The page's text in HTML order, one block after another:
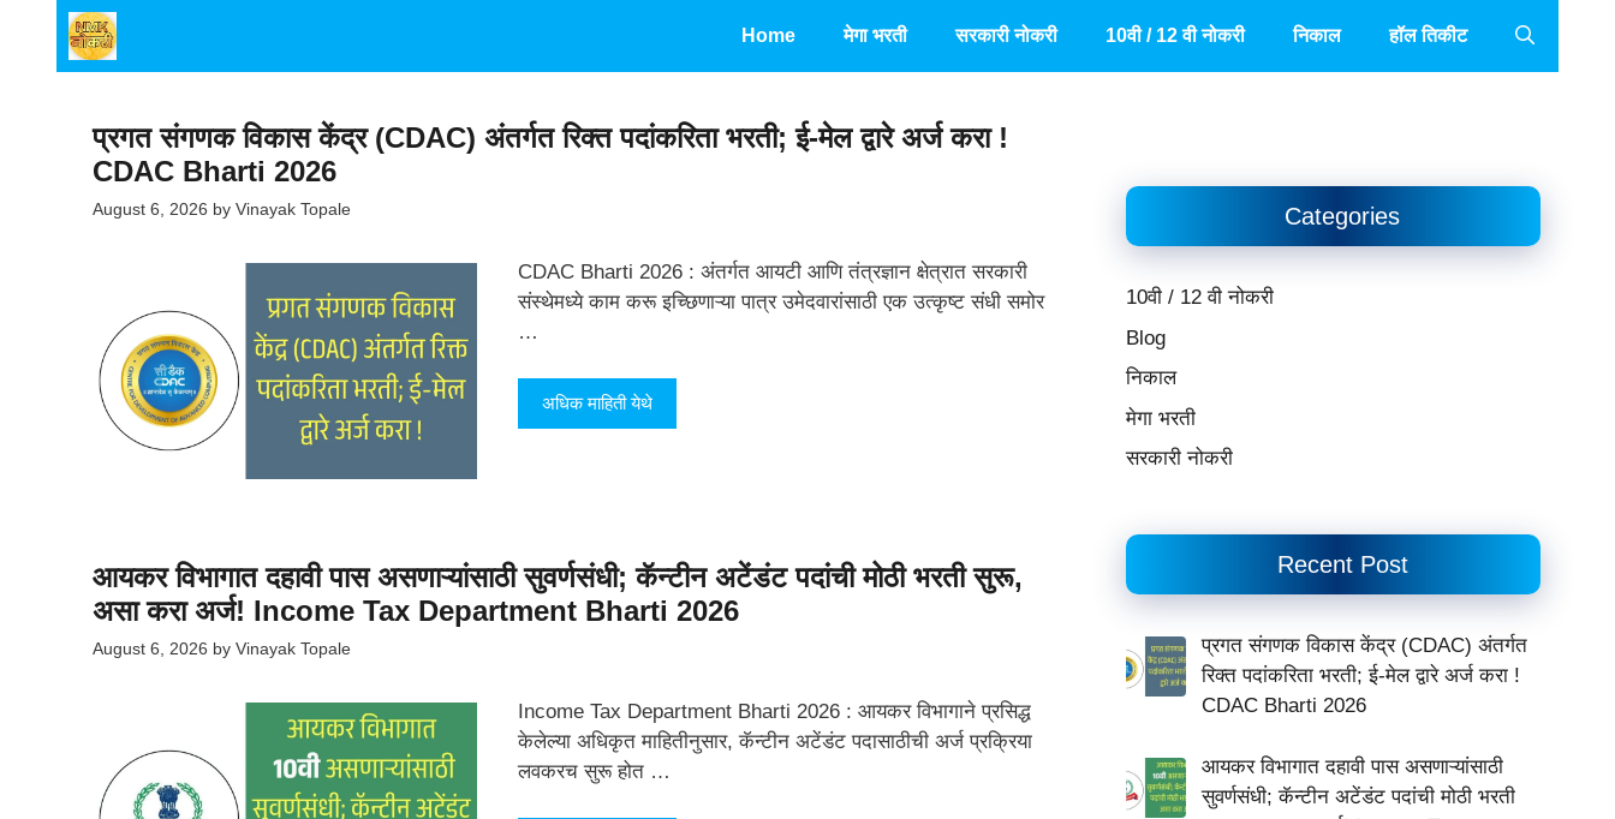
content
Home मेगा भरती सरकारी नोकरी 10वी / 12 वी नोकरी निकाल हॉल तिकीट
प्रगत संगणक विकास केंद्र (CDAC) अंतर्गत रिक्त पदांकरिता भरती; ई-मेल द्वारे अर्ज करा !
CDAC Bharti 2026
August 6, 2026 by Vinayak Topale
CDAC Bharti 2026 : अंतर्गत आयटी आणि तंत्रज्ञान क्षेत्रात सरकारी
संस्थेमध्ये काम करू इच्छिणाऱ्या पात्र उमेदवारांसाठी एक उत्कृष्ट संधी समोर
…
अधिक माहिती येथे
आयकर विभागात दहावी पास असणाऱ्यांसाठी सुवर्णसंधी; कॅन्टीन अटेंडंट पदांची मोठी भरती सुरू,
असा करा अर्ज! Income Tax Department Bharti 2026
August 6, 2026 by Vinayak Topale
Income Tax Department Bharti 2026 : आयकर विभागाने प्रसिद्ध
केलेल्या अधिकृत माहितीनुसार, कॅन्टीन अटेंडंट पदासाठीची अर्ज प्रक्रिया
लवकरच सुरू होत …
Categories
10वी / 12 वी नोकरी
Blog
निकाल
मेगा भरती
सरकारी नोकरी
Recent Post
प्रगत संगणक विकास केंद्र (CDAC) अंतर्गत
रिक्त पदांकरिता भरती; ई-मेल द्वारे अर्ज करा !
CDAC Bharti 2026
आयकर विभागात दहावी पास असणाऱ्यांसाठी
सुवर्णसंधी; कॅन्टीन अटेंडंट पदांची मोठी भरती